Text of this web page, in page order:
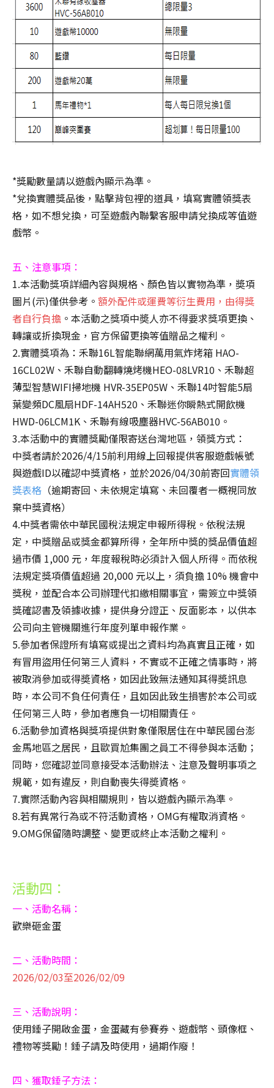
*獎勵數量請以遊戲內顯示為準。
*兌換實體獎品後，點擊背包裡的道具，填寫實體領獎表
格，如不想兌換，可至遊戲內聯繫客服申請兌換成等值遊
戲幣。
五、注意事項：
1.本活動獎項詳細內容與規格、顏色皆以實物為準，奬項
圖片(示)僅供參考。 額外配件或運費等衍生費用，由得獎
者自行負擔 。本活動之獎項中奬人亦不得要求獎項更換、
轉讓或折換現金，官方保留更換等值贈品之權利。
2.實體獎項為：禾聯16L智能聯網萬用氣炸烤箱 HAO-
16CL02W、禾聯自動翻轉燒烤機HEO-08LVR10、禾聯超
薄型智慧WIFI掃地機 HVR-35EP05W、禾聯14吋智能5扇
葉變頻DC風扇HDF-14AH520、禾聯迷你瞬熱式開飲機
HWD-06LCM1K、禾聯有線吸塵器HVC-56AB010。
3.本活動中的實體獎勵僅限寄送台灣地區，領獎方式：
中獎者請於2026/4/15前利用線上回報提供客服遊戲帳號
與遊戲ID以確認中獎資格，並於2026/04/30前寄回實體領
獎表格 （逾期寄回、未依規定填寫、未回覆者一概視同放
棄中獎資格）
4.中獎者需依中華民國稅法規定申報所得稅。依稅法規
定，中獎贈品或獎金都算所得，全年所中獎的獎品價值超
過市價 1,000 元，年度報稅時必須計入個人所得。而依稅
法規定獎項價值超過 20,000 元以上，須負擔 10% 機會中
獎稅，並配合本公司辦理代扣繳相關事宜，需簽立中獎領
獎確認書及領據收據，提供身分證正、反面影本，以供本
公司向主管機關進行年度列單申報作業。
5.參加者保證所有填寫或提出之資料均為真實且正確，如
有冒用盜用任何第三人資料，不實或不正確之情事時，將
被取消參加或得奬資格，如因此致無法通知其得奬訊息
時，本公司不負任何責任，且如因此致生損害於本公司或
任何第三人時，參加者應負一切相關責任。
6.活動參加資格與獎項提供對象僅限居住在中華民國台澎
金馬地區之居民，且歐買尬集團之員工不得參與本活動；
同時，您確認並同意接受本活動辦法、注意及聲明事項之
規範，如有違反，則自動喪失得奬資格。
7.實際活動內容與相關規則，皆以遊戲內顯示為準。
8.若有異常行為或不符活動資格，OMG有權取消資格。
9.OMG保留隨時調整、變更或終止本活動之權利。
活動四：
一、活動名稱：
歡樂砸金蛋
二、活動時間：
2026/02/03至2026/02/09
三、活動說明：
使用錘子開啟金蛋，金蛋藏有參賽券、遊戲幣、頭像框、
禮物等獎勵！錘子請及時使用，過期作廢！
四、獲取錘子方法：